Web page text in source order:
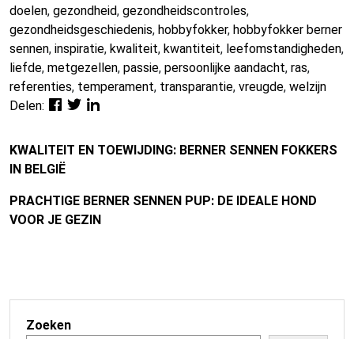
doelen, gezondheid, gezondheidscontroles,
gezondheidsgeschiedenis, hobbyfokker, hobbyfokker berner
sennen, inspiratie, kwaliteit, kwantiteit, leefomstandigheden,
liefde, metgezellen, passie, persoonlijke aandacht, ras,
referenties, temperament, transparantie, vreugde, welzijn
Delen:
KWALITEIT EN TOEWIJDING: BERNER SENNEN FOKKERS
IN BELGIË
PRACHTIGE BERNER SENNEN PUP: DE IDEALE HOND
VOOR JE GEZIN
Zoeken